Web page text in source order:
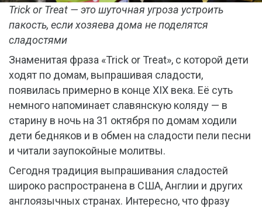
Trick or Treat — это шуточная угроза устроить
пакость, если хозяева дома не поделятся
сладостями
Знаменитая фраза «Trick or Treat», с которой дети
ходят по домам, выпрашивая сладости,
появилась примерно в конце XIX века. Её суть
немного напоминает славянскую коляду — в
старину в ночь на 31 октября по домам ходили
дети бедняков и в обмен на сладости пели песни
и читали заупокойные молитвы.
Сегодня традиция выпрашивания сладостей
широко распространена в США, Англии и других
англоязычных странах. Интересно, что фразу